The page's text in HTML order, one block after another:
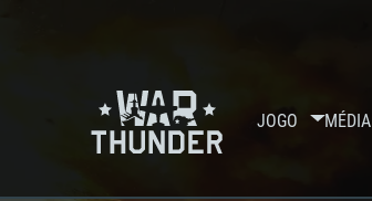
JOGO MÉDIA